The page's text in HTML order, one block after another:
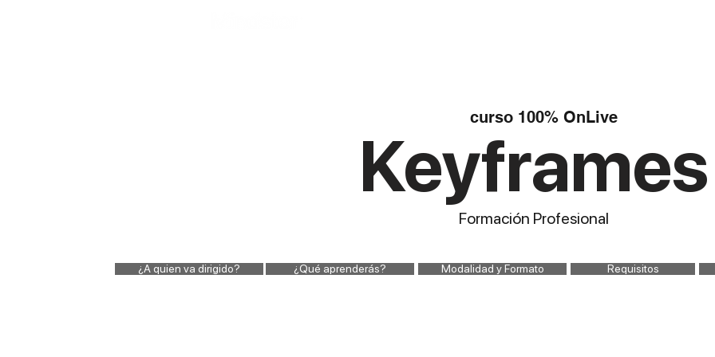
curso 100% OnLive
Keyframes
Formación Profesional
¿A quien va dirigido? ¿Qué aprenderás? Modalidad y Formato Requisitos